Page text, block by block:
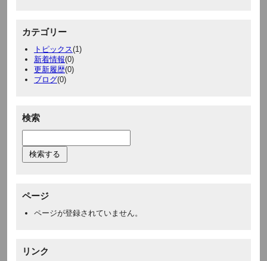
カテゴリー
トピックス(1)
新着情報(0)
更新履歴(0)
ブログ(0)
検索
ページ
ページが登録されていません。
リンク